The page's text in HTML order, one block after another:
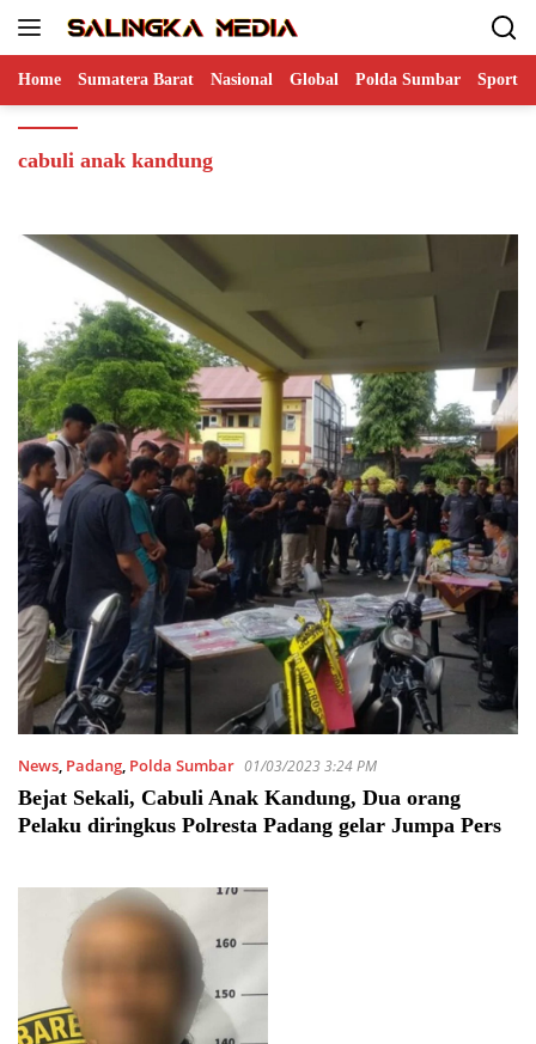
Home Sumatera Barat Nasional Global Polda Sumbar Sports
cabuli anak kandung
News, Padang, Polda Sumbar 01/03/2023 3:24 PM
Bejat Sekali, Cabuli Anak Kandung, Dua orang
Pelaku diringkus Polresta Padang gelar Jumpa Pers